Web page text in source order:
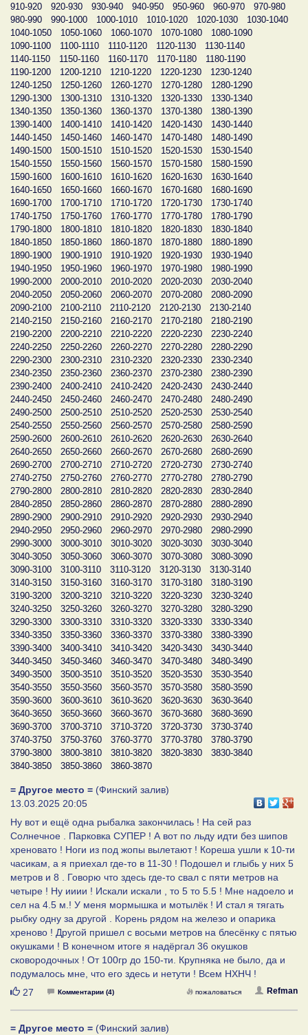
910-920
920-930 930-940 940-950 950-960 960-970
970-980
980-990
990-1000 1000-1010 1010-1020 1020-1030
1030-1040
1040-1050
1050-1060 1060-1070 1070-1080
1080-1090
1090-1100
1100-1110 1110-1120 1120-1130
1130-1140
1140-1150
1150-1160 1160-1170 1170-1180
1180-1190
1190-1200
1200-1210 1210-1220 1220-1230
1230-1240
1240-1250
1250-1260 1260-1270 1270-1280
1280-1290
1290-1300
1300-1310 1310-1320 1320-1330
1330-1340
1340-1350
1350-1360 1360-1370 1370-1380
1380-1390
1390-1400
1400-1410 1410-1420 1420-1430
1430-1440
1440-1450
1450-1460 1460-1470 1470-1480
1480-1490
1490-1500
1500-1510 1510-1520 1520-1530
1530-1540
1540-1550
1550-1560 1560-1570 1570-1580
1580-1590
1590-1600
1600-1610 1610-1620 1620-1630
1630-1640
1640-1650
1650-1660 1660-1670 1670-1680
1680-1690
1690-1700
1700-1710 1710-1720 1720-1730
1730-1740
1740-1750
1750-1760 1760-1770 1770-1780
1780-1790
1790-1800
1800-1810 1810-1820 1820-1830
1830-1840
1840-1850
1850-1860 1860-1870 1870-1880
1880-1890
1890-1900
1900-1910 1910-1920 1920-1930
1930-1940
1940-1950
1950-1960 1960-1970 1970-1980
1980-1990
1990-2000
2000-2010 2010-2020 2020-2030
2030-2040
2040-2050
2050-2060 2060-2070 2070-2080
2080-2090
2090-2100
2100-2110 2110-2120 2120-2130
2130-2140
2140-2150
2150-2160 2160-2170 2170-2180
2180-2190
2190-2200
2200-2210 2210-2220 2220-2230
2230-2240
2240-2250
2250-2260 2260-2270 2270-2280
2280-2290
2290-2300
2300-2310 2310-2320 2320-2330
2330-2340
2340-2350
2350-2360 2360-2370 2370-2380
2380-2390
2390-2400
2400-2410 2410-2420 2420-2430
2430-2440
2440-2450
2450-2460 2460-2470 2470-2480
2480-2490
2490-2500
2500-2510 2510-2520 2520-2530
2530-2540
2540-2550
2550-2560 2560-2570 2570-2580
2580-2590
2590-2600
2600-2610 2610-2620 2620-2630
2630-2640
2640-2650
2650-2660 2660-2670 2670-2680
2680-2690
2690-2700
2700-2710 2710-2720 2720-2730
2730-2740
2740-2750
2750-2760 2760-2770 2770-2780
2780-2790
2790-2800
2800-2810 2810-2820 2820-2830
2830-2840
2840-2850
2850-2860 2860-2870 2870-2880
2880-2890
2890-2900
2900-2910 2910-2920 2920-2930
2930-2940
2940-2950
2950-2960 2960-2970 2970-2980
2980-2990
2990-3000
3000-3010 3010-3020 3020-3030
3030-3040
3040-3050
3050-3060 3060-3070 3070-3080
3080-3090
3090-3100
3100-3110 3110-3120 3120-3130
3130-3140
3140-3150
3150-3160 3160-3170 3170-3180
3180-3190
3190-3200
3200-3210 3210-3220 3220-3230
3230-3240
3240-3250
3250-3260 3260-3270 3270-3280
3280-3290
3290-3300
3300-3310 3310-3320 3320-3330
3330-3340
3340-3350
3350-3360 3360-3370 3370-3380
3380-3390
3390-3400
3400-3410 3410-3420 3420-3430
3430-3440
3440-3450
3450-3460 3460-3470 3470-3480
3480-3490
3490-3500
3500-3510 3510-3520 3520-3530
3530-3540
3540-3550
3550-3560 3560-3570 3570-3580
3580-3590
3590-3600
3600-3610 3610-3620 3620-3630
3630-3640
3640-3650
3650-3660 3660-3670 3670-3680
3680-3690
3690-3700
3700-3710 3710-3720 3720-3730
3730-3740
3740-3750
3750-3760 3760-3770 3770-3780
3780-3790
3790-3800
3800-3810 3810-3820 3820-3830
3830-3840
3840-3850
3850-3860 3860-3870
= Другое место = (Финский залив)
13.03.2025 20:05
Ну вот и ещё одна рыбалка закончилась ! На сей раз
Солнечное . Парковка СУПЕР ! А вот по льду идти без шипов
хреновато ! Ноги из под жопы вылетают ! Кореша ушли к 10-ти
часикам, а я приехал где-то в 11-30 ! Подошел и глыбь у них 5
метров и 8 . Говорю что здесь где-то свал с пяти метров на
четыре ! Ну ииии ! Искали искали , то 5 то 5.5 ! Мне надоело и
сел на 4.5 м.! У меня мормышка и мотылёк ! И стал я тягать
рыбку одну за другой . Корень рядом на железо и опарика
хреново ! Другой пришел с восьми метров на блесёнку с пятью
окушками ! В конечном итоге я надёргал 36 окушков
сковородочных ! От 100гр до 150-ти. Крупняка не было, да и
подумалось мне, что его здесь и нетути ! Всем НХНЧ !
Нравится
27 Комментарии (4) Refman
пожаловаться
= Другое место = (Финский залив)